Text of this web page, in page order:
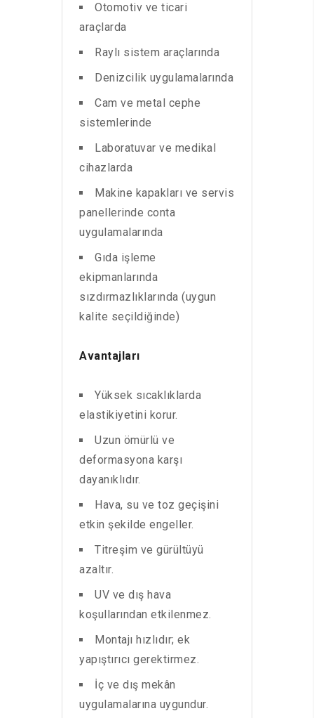
Otomotiv ve ticari
araçlarda
Raylı sistem araçlarında
Denizcilik uygulamalarında
Cam ve metal cephe
sistemlerinde
Laboratuvar ve medikal
cihazlarda
Makine kapakları ve servis
panellerinde conta
uygulamalarında
Gıda işleme
ekipmanlarında
sızdırmazlıklarında (uygun
kalite seçildiğinde)
Avantajları
Yüksek sıcaklıklarda
elastikiyetini korur.
Uzun ömürlü ve
deformasyona karşı
dayanıklıdır.
Hava, su ve toz geçişini
etkin şekilde engeller.
Titreşim ve gürültüyü
azaltır.
UV ve dış hava
koşullarından etkilenmez.
Montajı hızlıdır; ek
yapıştırıcı gerektirmez.
İç ve dış mekân
uygulamalarına uygundur.